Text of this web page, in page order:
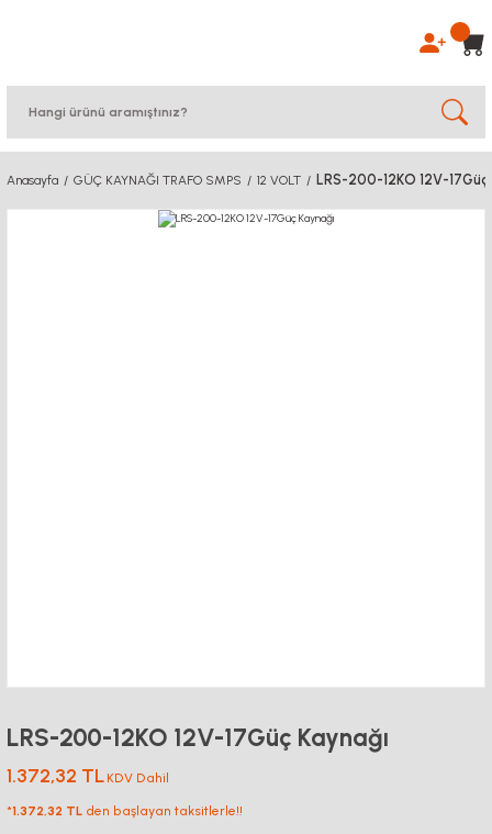
Anasayfa GÜÇ KAYNAĞI TRAFO SMPS 12 VOLT LRS-200-12KO 12V-17Güç
LRS-200-12KO 12V-17Güç Kaynağı
1.372,32 TL KDV Dahil
*1.372,32 TL den başlayan taksitlerle!!